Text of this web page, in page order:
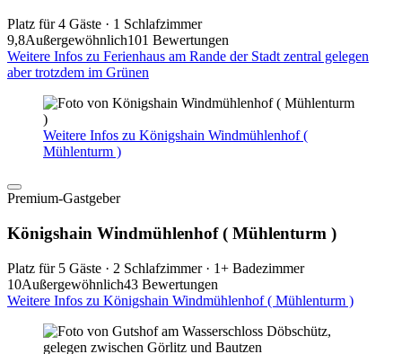
Platz für 4 Gäste · 1 Schlafzimmer
9,8Außergewöhnlich101 Bewertungen
Weitere Infos zu Ferienhaus am Rande der Stadt zentral gelegen
aber trotzdem im Grünen
Weitere Infos zu Königshain Windmühlenhof (
Mühlenturm )
Premium-Gastgeber
Königshain Windmühlenhof ( Mühlenturm )
Platz für 5 Gäste · 2 Schlafzimmer · 1+ Badezimmer
10Außergewöhnlich43 Bewertungen
Weitere Infos zu Königshain Windmühlenhof ( Mühlenturm )